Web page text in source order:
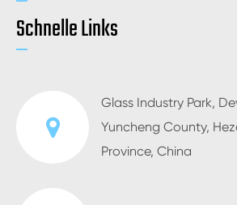
Schnelle Links
Glass Industry Park,
Yuncheng County,
Province, China